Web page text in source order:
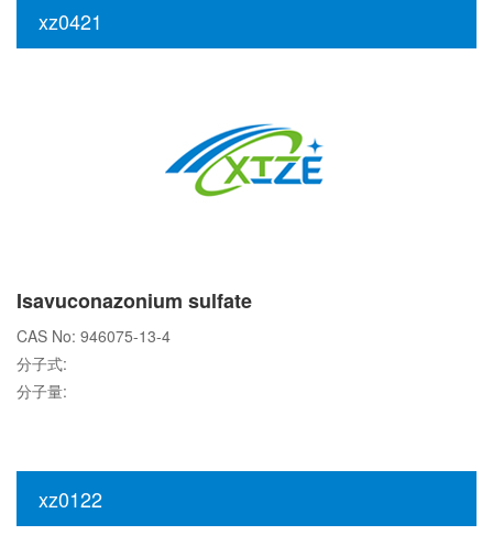
xz0421
Isavuconazonium sulfate
CAS No: 946075-13-4
分子式:
分子量:
xz0122